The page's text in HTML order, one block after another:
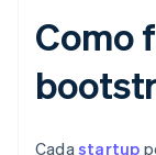
Como
Cadastartup